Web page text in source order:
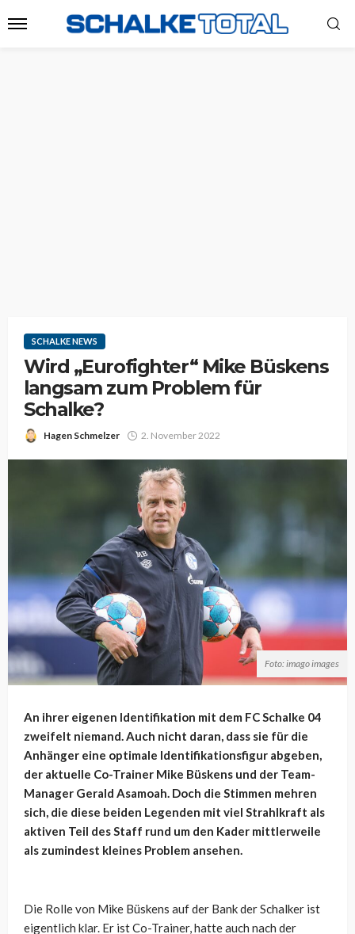
SCHALKE NEWS
Wird „Eurofighter“ Mike Büskens
langsam zum Problem für
Schalke?
Hagen Schmelzer 2. November 2022
Foto: imago images
An ihrer eigenen Identifikation mit dem FC Schalke 04
zweifelt niemand. Auch nicht daran, dass sie für die
Anhänger eine optimale Identifikationsfigur abgeben,
der aktuelle Co-Trainer Mike Büskens und der Team-
Manager Gerald Asamoah. Doch die Stimmen mehren
sich, die diese beiden Legenden mit viel Strahlkraft als
aktiven Teil des Staff rund um den Kader mittlerweile
als zumindest kleines Problem ansehen.
Die Rolle von Mike Büskens auf der Bank der Schalker ist
eigentlich klar. Er ist Co-Trainer, hatte auch nach der